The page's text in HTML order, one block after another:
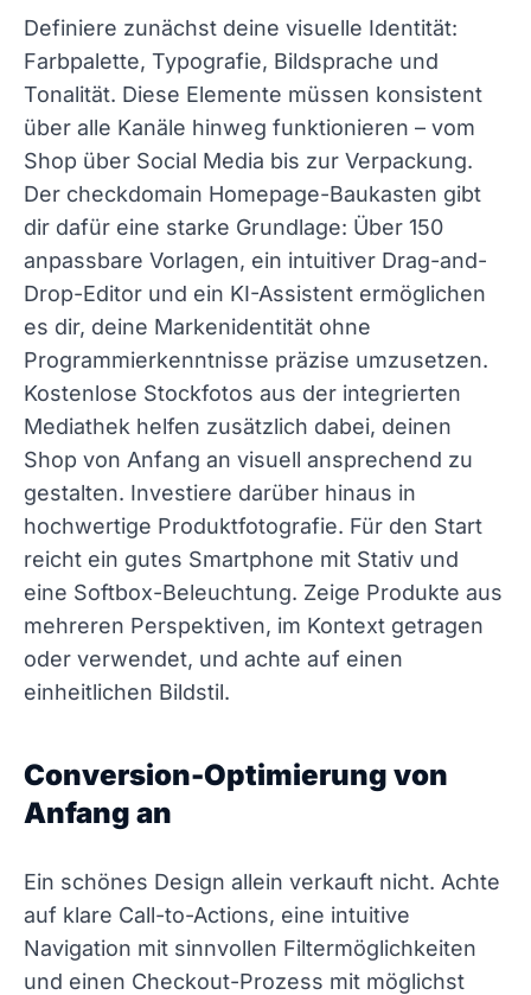
Definiere zunächst deine visuelle Identität:
Farbpalette, Typografie, Bildsprache und
Tonalität. Diese Elemente müssen konsistent
über alle Kanäle hinweg funktionieren – vom
Shop über Social Media bis zur Verpackung.
Der checkdomain Homepage-Baukasten gibt
dir dafür eine starke Grundlage: Über 150
anpassbare Vorlagen, ein intuitiver Drag-and-
Drop-Editor und ein KI-Assistent ermöglichen
es dir, deine Markenidentität ohne
Programmierkenntnisse präzise umzusetzen.
Kostenlose Stockfotos aus der integrierten
Mediathek helfen zusätzlich dabei, deinen
Shop von Anfang an visuell ansprechend zu
gestalten. Investiere darüber hinaus in
hochwertige Produktfotografie. Für den Start
reicht ein gutes Smartphone mit Stativ und
eine Softbox-Beleuchtung. Zeige Produkte aus
mehreren Perspektiven, im Kontext getragen
oder verwendet, und achte auf einen
einheitlichen Bildstil.
Conversion-Optimierung von
Anfang an
Ein schönes Design allein verkauft nicht. Achte
auf klare Call-to-Actions, eine intuitive
Navigation mit sinnvollen Filtermöglichkeiten
und einen Checkout-Prozess mit möglichst